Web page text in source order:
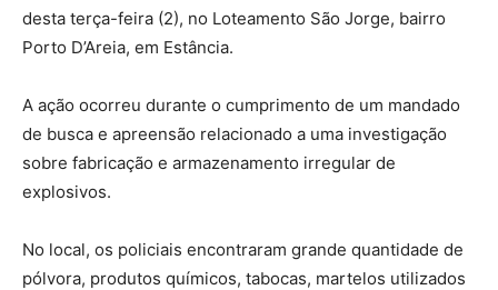
desta terça-feira (2), no Loteamento São Jorge, bairro
Porto D’Areia, em Estância.
A ação ocorreu durante o cumprimento de um mandado
de busca e apreensão relacionado a uma investigação
sobre fabricação e armazenamento irregular de
explosivos.
No local, os policiais encontraram grande quantidade de
pólvora, produtos químicos, tabocas, martelos utilizados